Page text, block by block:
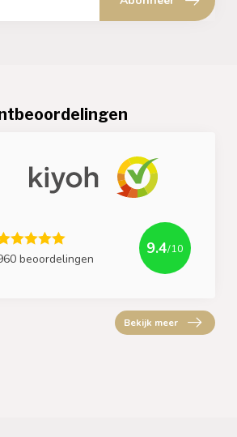
beoordelingen
9.4/10
Bekijk meer